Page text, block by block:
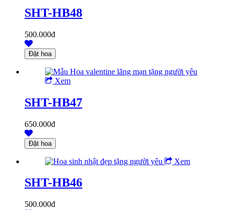
SHT-HB48
500.000đ
Xem
SHT-HB47
650.000đ
Xem
SHT-HB46
500.000đ